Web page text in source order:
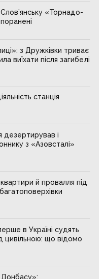
«Торнадо-
з Дружківки триває
виїхати після загибелі
станція
дезертирував і
з «Азовсталі»
й провалля під
в Україні судять
цивільною: що відомо
Донбасу»: